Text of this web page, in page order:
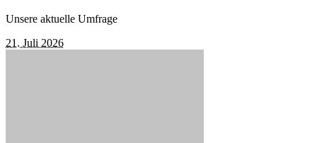
Unsere aktuelle Umfrage
21. Juli 2026